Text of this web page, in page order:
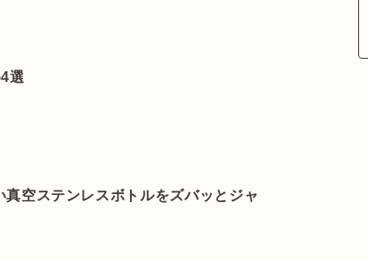
選
空ステンレスボトルをズバッとジャ